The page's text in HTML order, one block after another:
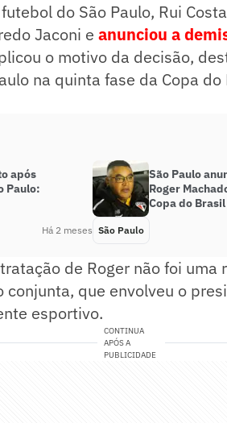
do São Paulo, Rui
Jaconi e anunciou a
o motivo da decisão,
na quinta fase da Copa
após
Paulo:
Há 2 meses
São Paulo
Roger
Copa do Brasil
São Paulo
de Roger não foi
conjunta, que envolveu o
esportivo.
CONTINUA
APÓS A
PUBLICIDADE